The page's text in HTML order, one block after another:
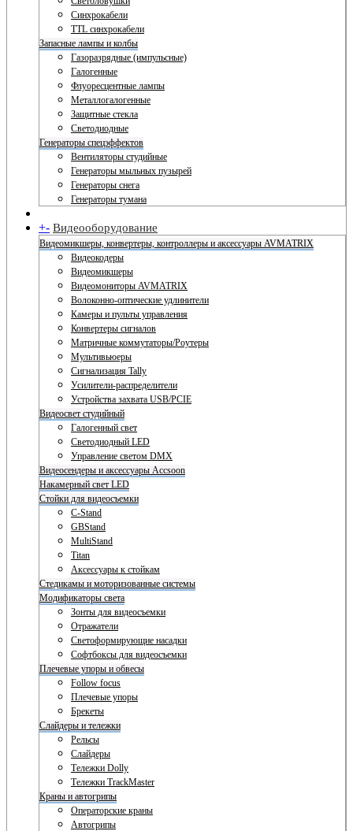
Синхрокабели
TTL синхрокабели
Запасные лампы и колбы
Газоразрядные (импульсные)
Галогенные
Флуоресцентные лампы
Металлогалогенные
Защитные стекла
Светодиодные
Генераторы спецэффектов
Вентиляторы студийные
Генераторы мыльных пузырей
Генераторы снега
Генераторы тумана
+- Видеооборудование
Видеомикшеры, конвертеры, контроллеры и аксессуары AVMATRIX
Видеокодеры
Видеомикшеры
Видеомониторы AVMATRIX
Волоконно-оптические удлинители
Камеры и пульты управления
Конвертеры сигналов
Матричные коммутаторы/Роутеры
Мультивьюеры
Сигнализация Tally
Усилители-распределители
Устройства захвата USB/PCIE
Видеосвет студийный
Галогенный свет
Светодиодный LED
Управление светом DMX
Видеосендеры и аксессуары Accsoon
Накамерный свет LED
Стойки для видеосъемки
C-Stand
GBStand
MultiStand
Titan
Аксессуары к стойкам
Стедикамы и моторизованные системы
Модификаторы света
Зонты для видеосъемки
Отражатели
Светоформирующие насадки
Софтбоксы для видеосъемки
Плечевые упоры и обвесы
Follow focus
Плечевые упоры
Брекеты
Слайдеры и тележки
Рельсы
Слайдеры
Тележки Dolly
Тележки TrackMaster
Краны и автогрипы
Операторские краны
Автогрипы